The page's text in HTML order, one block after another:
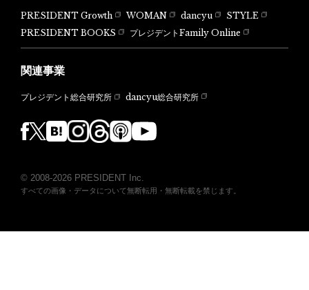
PRESIDENT Growth WOMAN dancyu
STYLE
PRESIDENT BOOKS
プレジデントFamily Online
関連事業
プレジデント総合研究所 dancyu総合研究所
© 2008-2026 PRESIDENT Inc.
すべての画像・データについて無断転用・無断転載を禁じます。